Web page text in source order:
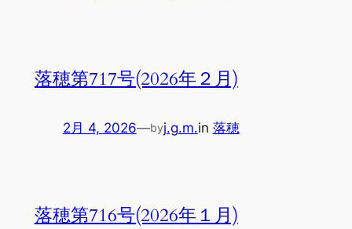
落穂第717号(2026年２月)
2月 4, 2026—byj.g.m.in 落穂
落穂第716号(2026年１月)